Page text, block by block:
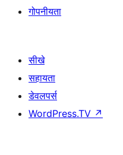
गोपनीयता
सीखे
सहायता
डेवलपर्स
WordPress.TV ↗